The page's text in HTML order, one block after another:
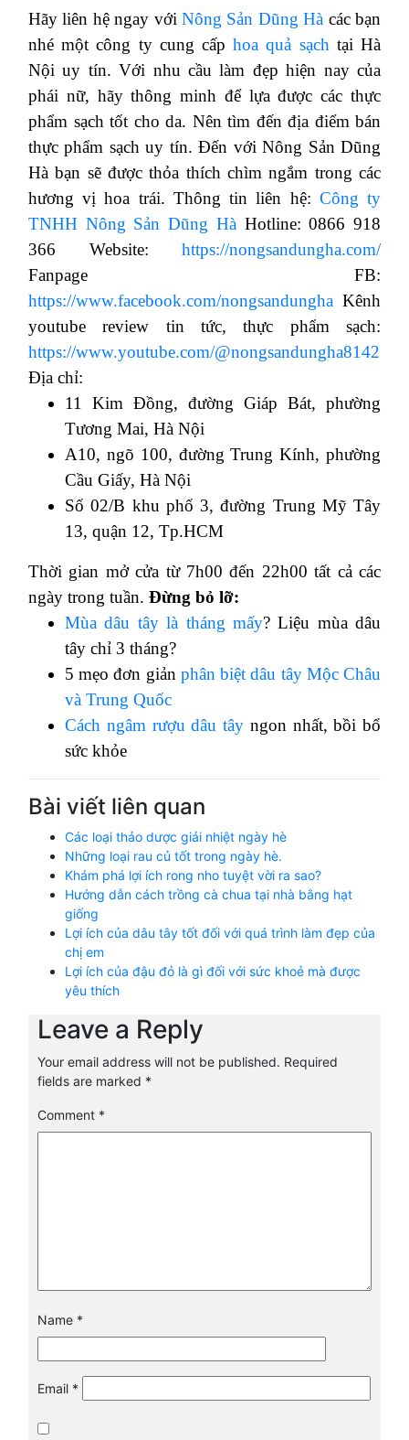
Hãy liên hệ ngay với Nông Sản Dũng Hà các bạn
nhé một công ty cung cấphoa quả sạchtại Hà
Nội uy tín. Với nhu cầu làm đẹp hiện nay của
phái nữ, hãy thông minh để lựa được các thực
phẩm sạch tốt cho da. Nên tìm đến địa điểm bán
thực phẩm sạch uy tín. Đến với Nông Sản Dũng
Hà bạn sẽ được thỏa thích chìm ngắm trong các
hương vị hoa trái. Thông tin liên hệ: Công ty
TNHH Nông Sản Dũng HàHotline: 0866 918
366 Website: https://nongsandungha.com/
Fanpage FB:
https://www.facebook.com/nongsandungha Kênh
youtube review tin tức, thực phẩm sạch:
https://www.youtube.com/@nongsandungha8142
Địa chỉ:
11 Kim Đồng, đường Giáp Bát, phường
Tương Mai, Hà Nội
A10, ngõ 100, đường Trung Kính, phường
Cầu Giấy, Hà Nội
Số 02/B khu phố 3, đường Trung Mỹ Tây
13, quận 12, Tp.HCM
Thời gian mở cửa từ 7h00 đến 22h00 tất cả các
ngày trong tuần. Đừng bỏ lỡ:
Mùa dâu tây là tháng mấy? Liệu mùa dâu
tây chỉ 3 tháng?
5 mẹo đơn giản phân biệt dâu tây Mộc Châu
và Trung Quốc
Cách ngâm rượu dâu tây ngon nhất, bồi bổ
sức khỏe
Bài viết liên quan
Các loại thảo dược giải nhiệt ngày hè
Những loại rau củ tốt trong ngày hè.
Khám phá lợi ích rong nho tuyệt vời ra sao?
Hướng dẫn cách trồng cà chua tại nhà bằng hạt
giống
Lợi ích của dâu tây tốt đối với quá trình làm đẹp của
chị em
Lợi ích của đậu đỏ là gì đối với sức khoẻ mà được
yêu thích
Leave a Reply
Your email address will not be published. Required
fields are marked *
Comment *
Name *
Email *